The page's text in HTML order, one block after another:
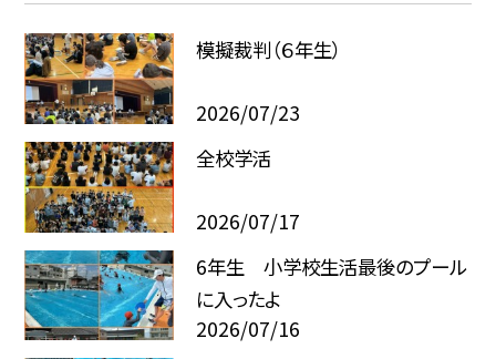
模擬裁判（６年生）
2026/07/23
全校学活
2026/07/17
6年生 小学校生活最後のプール
に入ったよ
2026/07/16